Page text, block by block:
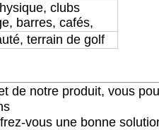
clubs
barres, cafés,
terrain de golf
de notre produit, vous
vous une bonne